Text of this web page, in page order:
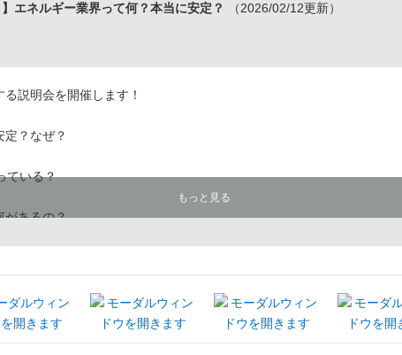
】エネルギー業界って何？本当に安定？ （2026/02/12更新）
説明会を開催します！
定？なぜ？
ている？
があるの？
。実際に働く社員は、
ベートとの両立は？
できる1日にします！
もっと見る